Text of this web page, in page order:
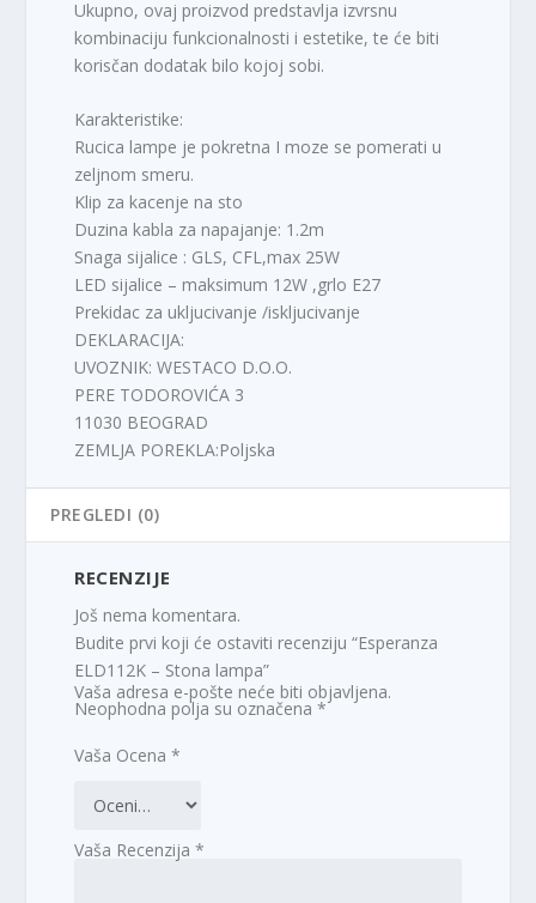
Ukupno, ovaj proizvod predstavlja izvrsnu
kombinaciju funkcionalnosti i estetike, te će biti
korisčan dodatak bilo kojoj sobi.
Karakteristike:
Rucica lampe je pokretna I moze se pomerati u
zeljnom smeru.
Klip za kacenje na sto
Duzina kabla za napajanje: 1.2m
Snaga sijalice : GLS, CFL,max 25W
LED sijalice – maksimum 12W ,grlo E27
Prekidac za ukljucivanje /iskljucivanje
DEKLARACIJA:
UVOZNIK: WESTACO D.O.O.
PERE TODOROVIĆA 3
11030 BEOGRAD
ZEMLJA POREKLA:Poljska
PREGLEDI (0)
RECENZIJE
Još nema komentara.
Budite prvi koji će ostaviti recenziju “Esperanza
ELD112K – Stona lampa”
Vaša adresa e-pošte neće biti objavljena.
Neophodna polja su označena*
Vaša Ocena*
Vaša Recenzija*